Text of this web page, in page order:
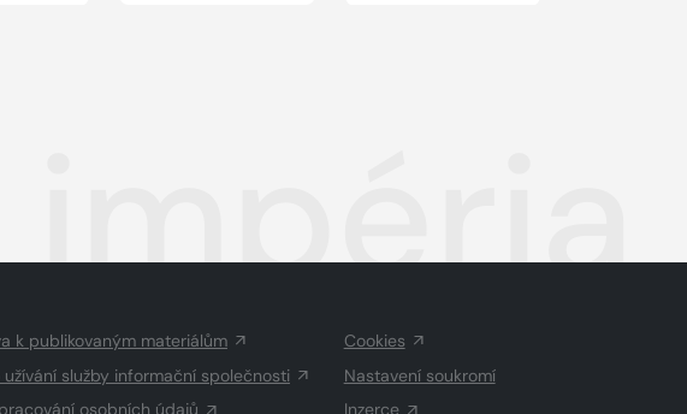
k publikovaným materiálům
služby informační společnosti
Cookies
Nastavení soukromí